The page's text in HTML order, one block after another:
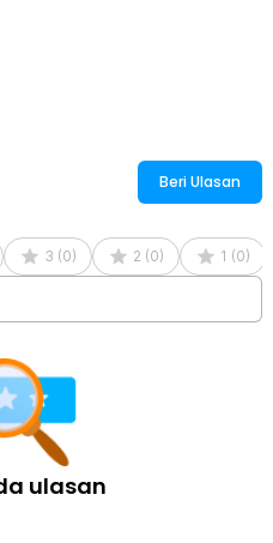
Beri Ulasan
3 (0) 2 (0) 1 (0)
ulasan